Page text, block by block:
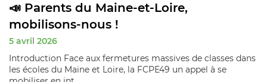
📣 Parents du Maine-et-Loire,
mobilisons-nous !
5 avril 2026
Introduction Face aux fermetures massives de classes dans
les écoles du Maine et Loire, la FCPE49 un appel à se